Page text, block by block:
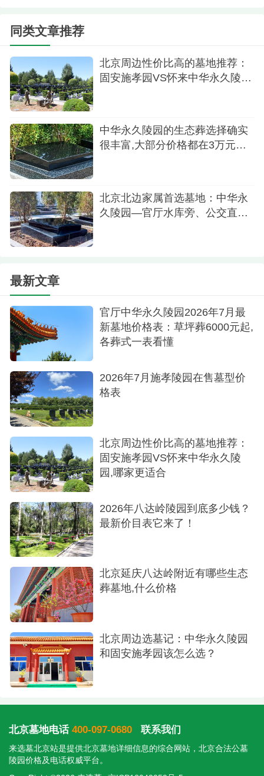
中华永久陵园立碑1价格：28800元
中华永久陵园立碑2价格：29800元
中华永久陵园立碑3价格：36800元、39800元
中华永久陵园立碑4价格：40000元-49800元
（8款墓碑可选）
中华永久陵园立碑5价格：50000元-55800元
（6款可选）
中华永久陵园立碑6价格：75800元
中华永久陵园立碑7价格：81800元
越的服务、优美的环境、合理的价格赢得了广大客
户的信赖和好评。在这里，生者得以慰藉，逝者得
以安息，共同谱写了一曲生命的赞歌。
同类文章推荐
北京周边性价比高的墓地推荐：
固安施孝园VS怀来中华永久陵
中华永久陵园的生态葬选择确实
很丰富,大部分价格都在3万元预
北京北边家属首选墓地：中华永
久陵园—官厅水库旁、公交直
最新文章
官厅中华永久陵园2026年7月最
新墓地价格表：草坪葬6000元起,
各葬式一表看懂
2026年7月施孝陵园在售墓型价
格表
北京周边性价比高的墓地推荐：
固安施孝园VS怀来中华永久陵
园,哪家更适合
2026年八达岭陵园到底多少钱？
最新价目表它来了！
北京延庆八达岭附近有哪些生态
葬墓地,什么价格
北京周边选墓记：中华永久陵园
和固安施孝园该怎么选？
北京墓地电话 400-097-0680 联系我们
来选墓北京站是提供北京墓地详细信息的综合网站，北京合法公墓
陵园价格及电话权威平台。